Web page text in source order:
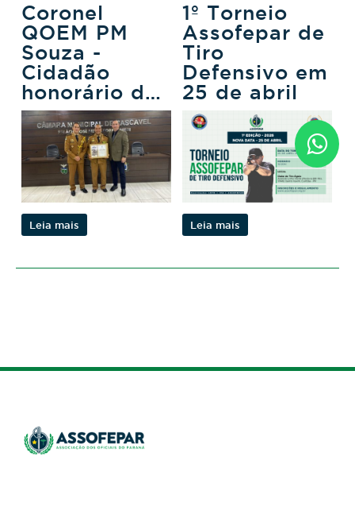
Coronel
QOEM PM
Souza -
Cidadão
honorário de
Cascavel
Leia mais
1º Torneio
Assofepar de
Tiro
Defensivo em
25 de abril
Leia mais